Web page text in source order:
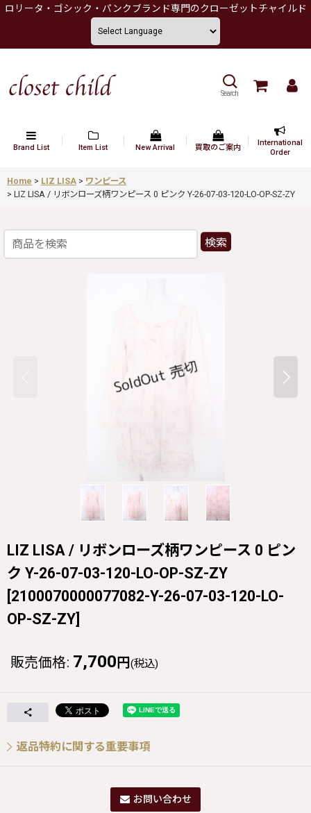
ロリータ・ゴシック・パンクブランド専門のクローゼットチャイルド
Search
Brand List Item List New Arrival 買取のご案内
International
Order
Home > LIZ LISA > ワンピース
> LIZ LISA / リボンローズ柄ワンピース 0 ピンク Y-26-07-03-120-LO-OP-SZ-ZY
検索
LIZ LISA / リボンローズ柄ワンピース 0 ピン
ク Y-26-07-03-120-LO-OP-SZ-ZY
[2100070000077082-Y-26-07-03-120-LO-
OP-SZ-ZY]
販売価格: 7,700 円 (税込)
返品特約に関する重要事項
お問い合わせ